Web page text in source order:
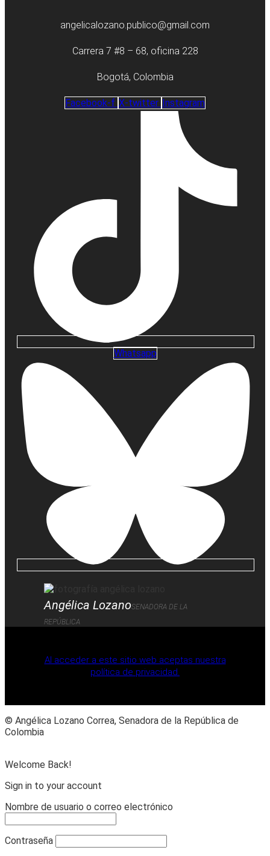
angelicalozano.publico@gmail.com
Carrera 7 #8 – 68, oficina 228
Bogotá, Colombia
Facebook-f X-twitter Instagram
Whatsapp
Angélica LozanoSENADORA DE LA
REPÚBLICA
Al acceder a este sitio web aceptas nuestra
política de privacidad.
© Angélica Lozano Correa, Senadora de la República de
Colombia
Welcome Back!
Sign in to your account
Nombre de usuario o correo electrónico
Contraseña